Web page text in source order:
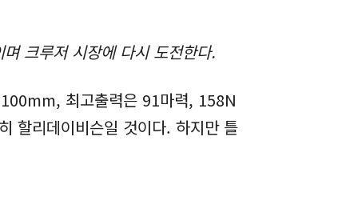
크루저 시장에 다시 도전한다.
최고출력은 91마력, 158N
할리데이비슨일 것이다. 하지만 틀